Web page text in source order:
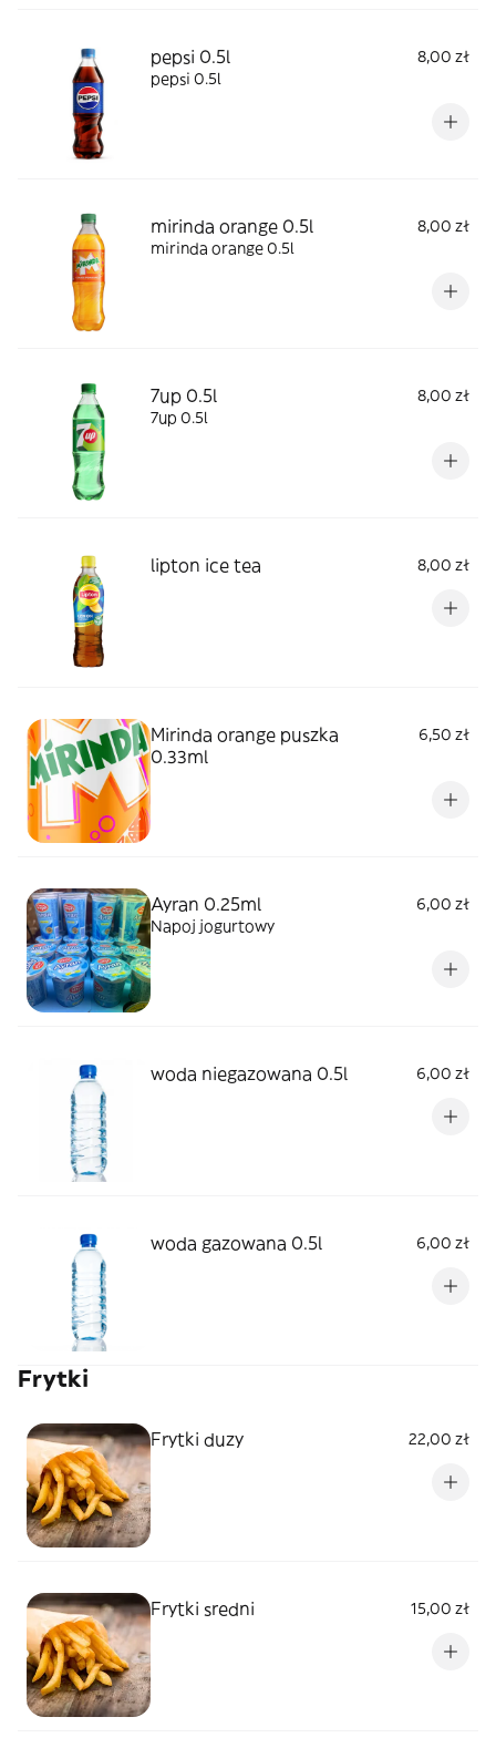
pepsi 0.5l
8,00 zł
pepsi 0.5l
mirinda orange 0.5l
8,00 zł
mirinda orange 0.5l
7up 0.5l
8,00 zł
7up 0.5l
lipton ice tea 8,00 zł
Mirinda orange puszka
0.33ml
6,50 zł
Ayran 0.25ml
6,00 zł
Napoj jogurtowy
woda niegazowana 0.5l 6,00 zł
woda gazowana 0.5l 6,00 zł
Frytki
Frytki duzy 22,00 zł
Frytki sredni 15,00 zł